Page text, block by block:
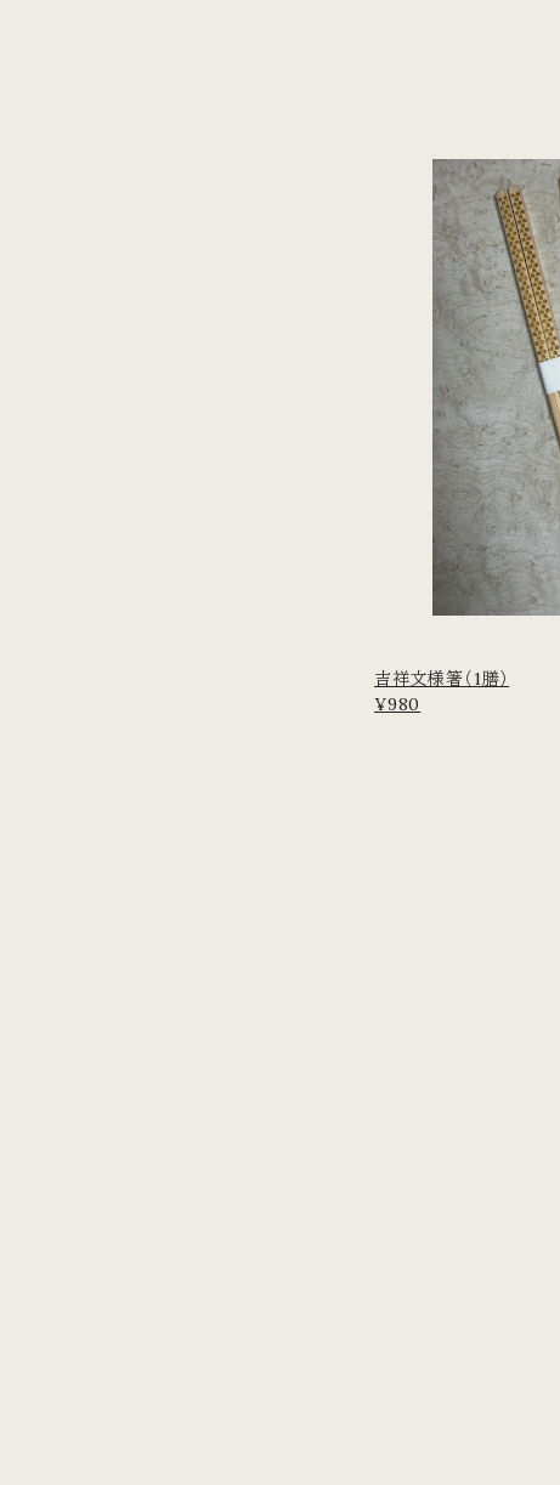
吉祥文様箸（1膳）
¥980